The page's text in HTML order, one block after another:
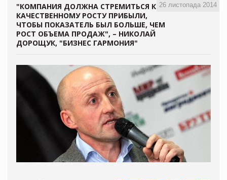
26 листопада 2014
"КОМПАНИЯ ДОЛЖНА СТРЕМИТЬСЯ К
КАЧЕСТВЕННОМУ РОСТУ ПРИБЫЛИ,
ЧТОБЫ ПОКАЗАТЕЛЬ БЫЛ БОЛЬШЕ, ЧЕМ
РОСТ ОБЪЕМА ПРОДАЖ", – НИКОЛАЙ
ДОРОЩУК, "БИЗНЕС ГАРМОНИЯ"